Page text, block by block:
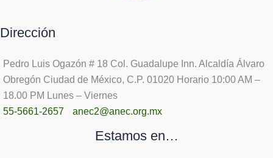
Dirección
Pedro Luis Ogazón # 18 Col. Guadalupe Inn. Alcaldía Álvaro
Obregón Ciudad de México, C.P. 01020 Horario 10:00 AM –
18.00 PM Lunes – Viernes
55-5661-2657
anec2@anec.org.mx
Estamos en…